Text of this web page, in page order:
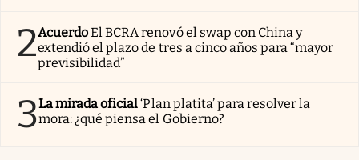
2AcuerdoEl BCRA renovó el swap con China y
extendió el plazo de tres a cinco años para “mayor
previsibilidad”
3La mirada oficial‘Plan platita’ para resolver la
mora: ¿qué piensa el Gobierno?